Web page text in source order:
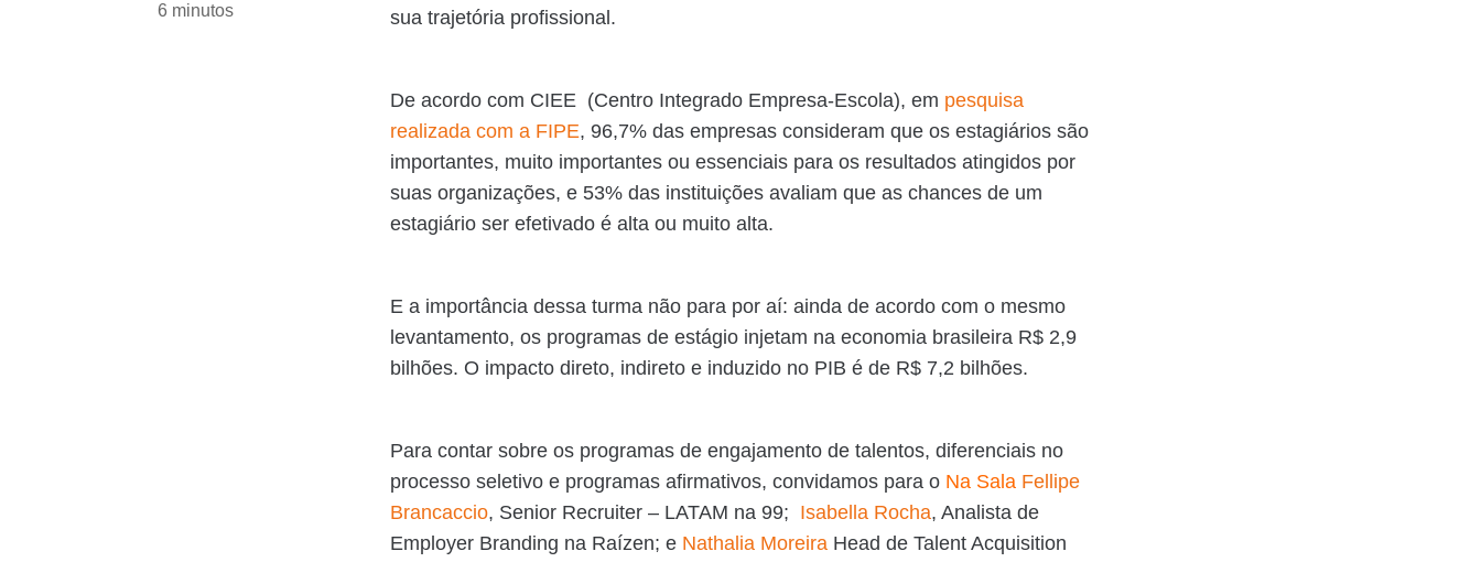
6 minutos
sua trajetória profissional.
De acordo com CIEE (Centro Integrado Empresa-Escola), em pesquisa
realizada com a FIPE, 96,7% das empresas consideram que os estagiários são
importantes, muito importantes ou essenciais para os resultados atingidos por
suas organizações, e 53% das instituições avaliam que as chances de um
estagiário ser efetivado é alta ou muito alta.
E a importância dessa turma não para por aí: ainda de acordo com o mesmo
levantamento, os programas de estágio injetam na economia brasileira R$ 2,9
bilhões. O impacto direto, indireto e induzido no PIB é de R$ 7,2 bilhões.
Para contar sobre os programas de engajamento de talentos, diferenciais no
processo seletivo e programas afirmativos, convidamos para o Na Sala Fellipe
Brancaccio, Senior Recruiter – LATAM na 99; Isabella Rocha, Analista de
Employer Branding na Raízen; e Nathalia Moreira Head de Talent Acquisition